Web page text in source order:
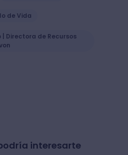
de Vida
Directora de Recursos
interesarte